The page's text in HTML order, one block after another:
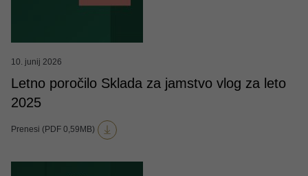
10. junij 2026
Letno poročilo Sklada za jamstvo vlog za leto
2025
Prenesi (PDF 0,59MB)